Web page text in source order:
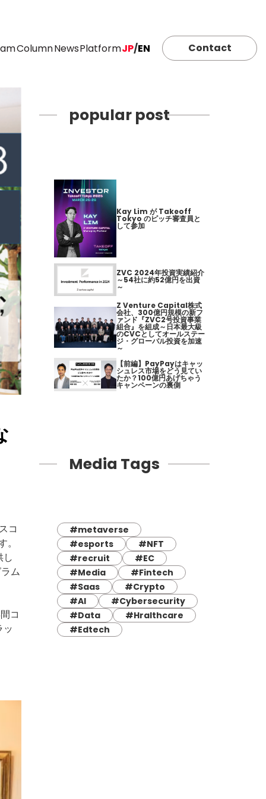
ColumnNewsPlatformJP/EN Contact
コ
し
ム
コ
ッ
popular post
Kay Lim が Takeoff
Tokyo のピッチ審査員と
して参加
ZVC 2024年投資実績紹介
～54社に約52億円を出資
～
Z Venture Capital株式
会社、300億円規模の新フ
ァンド『ZVC2号投資事業
組合』を組成～日本最大級
のCVCとしてオールステー
ジ・グローバル投資を加速
～
【前編】PayPayはキャッ
シュレス市場をどう見てい
たか？100億円あげちゃう
キャンペーンの裏側
Media Tags
#metaverse
#esports
#NFT
#recruit
#EC
#Media
#Fintech
#Saas
#Crypto
#AI
#Cybersecurity
#Data
#Hralthcare
#Edtech